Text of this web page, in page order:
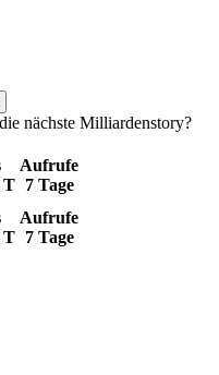
nächste Milliardenstory?
T
Aufrufe
7 Tage
T
Aufrufe
7 Tage